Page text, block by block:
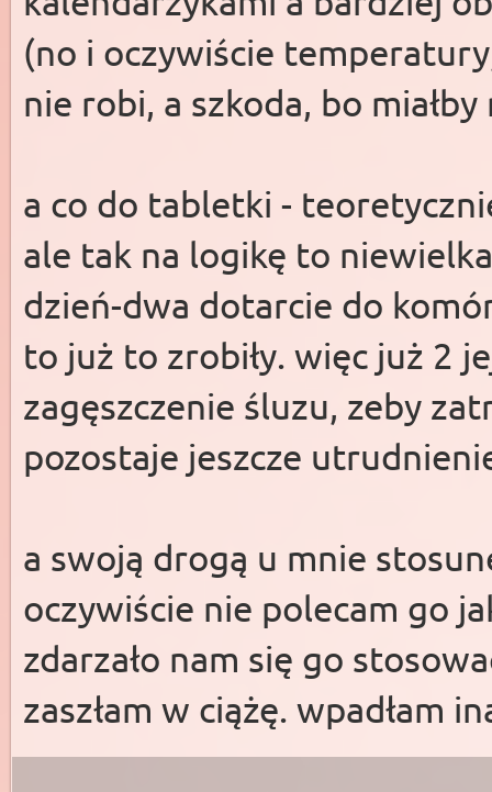
(no i oczywiście
nie robi, a szkoda, bo
a co do tabletki -
ale tak na logikę to
dzień-dwa dotarcie do
to już to zrobiły. więc już 2
zagęszczenie śluzu, zeby
pozostaje jeszcze
a swoją drogą u mnie
oczywiście nie polecam go
zdarzało nam się go
zaszłam w ciążę. wpadłam